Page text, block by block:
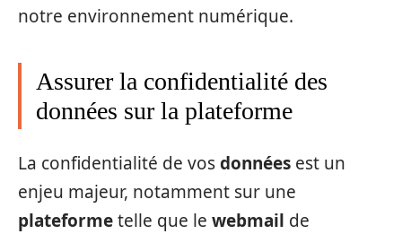
notre environnement numérique.
Assurer la confidentialité des
données sur la plateforme
La confidentialité de vosdonnées est un
enjeu majeur, notamment sur une
plateformetelle que le webmail de